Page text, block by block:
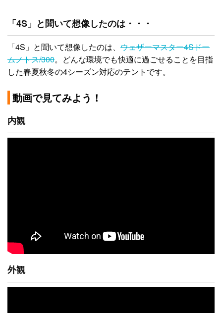
「4S」と聞いて想像したのは・・・
「4S」と聞いて想像したのは、 ウェザーマスター4Sドー
ムノトス/300。どんな環境でも快適に過ごせることを目指
した春夏秋冬の4シーズン対応のテントです。
動画で見てみよう！
内観
外観